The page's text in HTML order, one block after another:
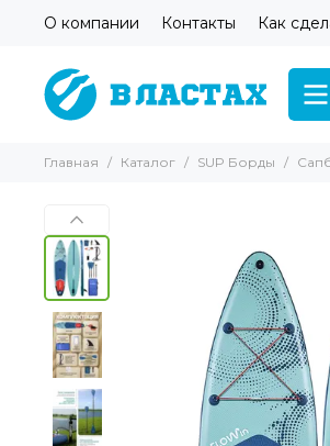
О компании Контакты Как
Главная Каталог SUP Борды